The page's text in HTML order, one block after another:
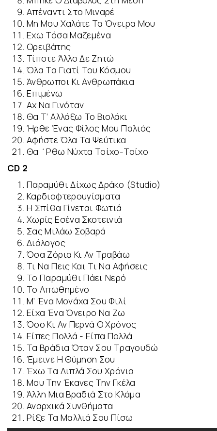
Απέναντι Στο Μιναρέ
Μη Μου Χαλάτε Τα Όνειρα Μου
Εχω Τόσα Μαζεμένα
Ορειβάτης
Τίποτε Άλλο Δε Ζητώ
Όλα Τα Γιατί Του Κόσμου
Άνθρωποι Κι Ανθρωπάκια
Επιμένω
Αχ Να Γινόταν
Θα Τ’ Αλλάξω Το Βιολάκι
Ήρθε Ένας Φίλος Μου Παλιός
Αφήστε Όλα Τα Ψεύτικα
Θα ΄Ρθω Νύχτα Τοίχο-Τοίχο
CD 2
Παραμύθι Δίχως Δράκο (Studio)
Καρδιοφτερουγίσματα
Η Σπίθα Γίνεται Φωτιά
Χωρίς Εσένα Σκοτεινιά
Σας Μιλάω Σοβαρά
Διάλογος
Όσα Ζόρια Κι Αν Τραβάω
Τι Να Πεις Και Τι Να Αφήσεις
Το Παραμύθι Πάει Νερό
Το Απωθημένο
Μ’ Ένα Μονάχα Σου Φιλί
Είχα Ένα Όνειρο Να Ζω
Όσο Κι Αν Περνά Ο Χρόνος
Είπες Πολλά - Είπα Πολλά
Τα Βράδια Όταν Σου Τραγουδώ
Έμεινε Η Θύμηση Σου
Έχω Τα Διπλά Σου Χρόνια
Μου Την Έκανες Την Γκέλα
Άλλη Μια Βραδιά Στο Κλάμα
Αναρχικά Συνθήματα
Ρίξε Τα Μαλλιά Σου Πίσω